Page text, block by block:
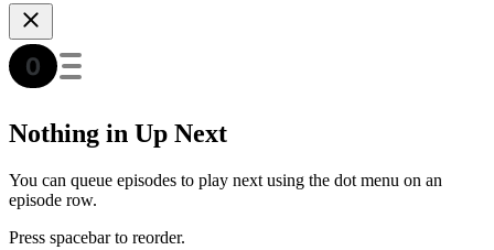
Nothing in Up Next
You can queue episodes to play next using the dot menu on an
episode row.
Press spacebar to reorder.